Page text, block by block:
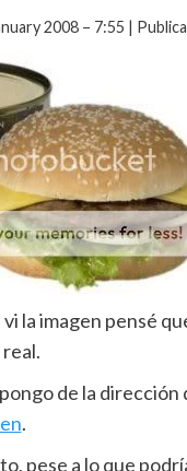
2008 – 7:55 |
la imagen pensé
de la
.
pese a lo que